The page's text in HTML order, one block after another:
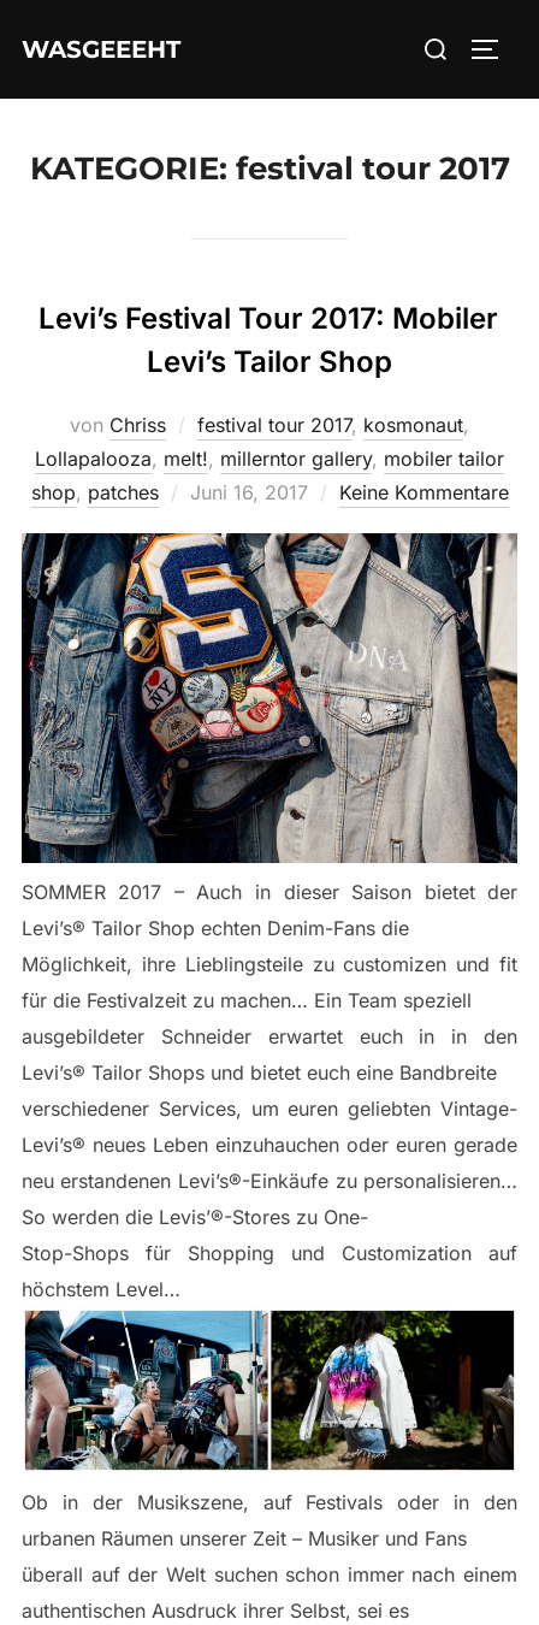
InhaltWASGEEEHT
Suchen
KATEGORIE: festival tour 2017
Levi’s Festival Tour 2017: Mobiler
Levi’s Tailor Shop
von Chriss festival tour 2017, kosmonaut,
Lollapalooza, melt!, millerntor gallery, mobiler tailor
shop, patches
Veröffentlicht
Juni 16, 2017 Keine Kommentare
SOMMER 2017 – Auch in dieser Saison bietet der
Levi’s® Tailor Shop echten Denim-Fans die
Möglichkeit, ihre Lieblingsteile zu customizen und fit
für die Festivalzeit zu machen… Ein Team speziell
ausgebildeter Schneider erwartet euch in in den
Levi’s® Tailor Shops und bietet euch eine Bandbreite
verschiedener Services, um euren geliebten Vintage-
Levi’s® neues Leben einzuhauchen oder euren gerade
neu erstandenen Levi’s®-Einkäufe zu personalisieren…
So werden die Levis’®-Stores zu One-
Stop-Shops für Shopping und Customization auf
höchstem Level…
Ob in der Musikszene, auf Festivals oder in den
urbanen Räumen unserer Zeit – Musiker und Fans
überall auf der Welt suchen schon immer nach einem
authentischen Ausdruck ihrer Selbst, sei es